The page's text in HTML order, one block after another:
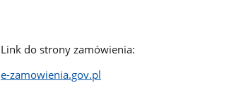
Link do strony zamówienia:
e-zamowienia.gov.pl